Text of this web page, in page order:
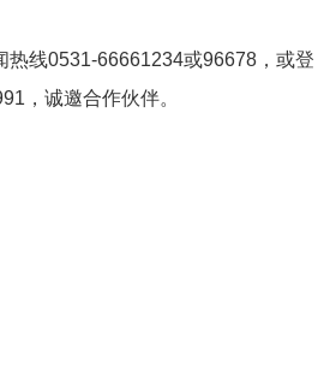
热线0531-66661234或96678，或登
，诚邀合作伙伴。